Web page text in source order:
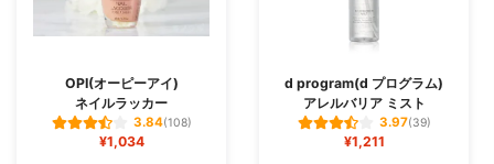
OPI(オーピーアイ)
ネイルラッカー
3.84(108)
¥1,034
d program(d プログラム)
アレルバリア ミスト
3.97(39)
¥1,211